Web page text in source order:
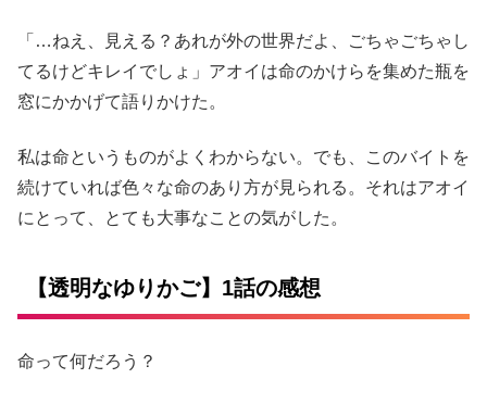
「…ねえ、見える？あれが外の世界だよ、ごちゃごちゃし
てるけどキレイでしょ」アオイは命のかけらを集めた瓶を
窓にかかげて語りかけた。
私は命というものがよくわからない。でも、このバイトを
続けていれば色々な命のあり方が見られる。それはアオイ
にとって、とても大事なことの気がした。
【透明なゆりかご】1話の感想
命って何だろう？